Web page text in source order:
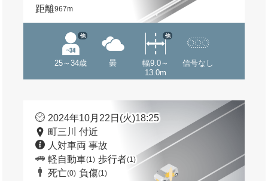
距離967m
25～34歳
他
曇
幅9.0～
13.0m
他
信号なし
2024年10月22日(火)18:25
町三川 付近
人対車両 事故
軽自動車(1) 歩行者(1)
死亡(0) 負傷(1)